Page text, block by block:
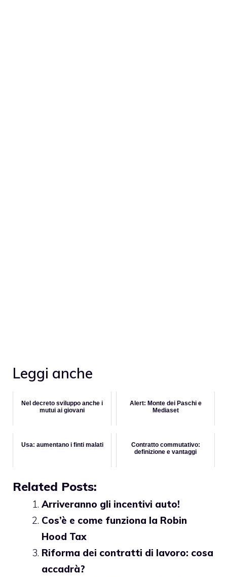
Leggi anche
Nel decreto sviluppo anche i
mutui ai giovani
Alert: Monte dei Paschi e
Mediaset
Usa: aumentano i finti malati
Contratto commutativo:
definizione e vantaggi
Related Posts:
Arriveranno gli incentivi auto!
Cos’è e come funziona la Robin
Hood Tax
Riforma dei contratti di lavoro: cosa
accadrà?